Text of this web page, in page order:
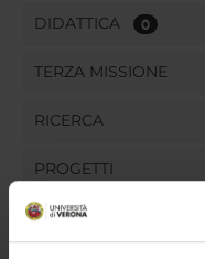
DIDATTICA 0
TERZA MISSIONE
RICERCA
PROGETTI
INCARICHI